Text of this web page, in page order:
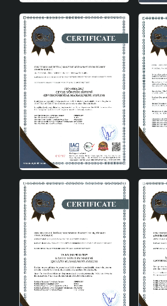
Duy Tipi
Üretim Yeri
Standartlar CE
Kullanım Alanları
Oturma odalarında, modern
için kullanılabilir.
Yatak odalarında huzurlu ve
oluşturur.
Çalışma odalarında sade ve
sağlar.
Misafir odalarında estetik bir
edilebilir.
Gravora Handmade Dekoratif
köşesinde farklı bir atmosfer
El yapımı ve yerli üretim olması, bu
dostu hem de estetik açıdan değerli